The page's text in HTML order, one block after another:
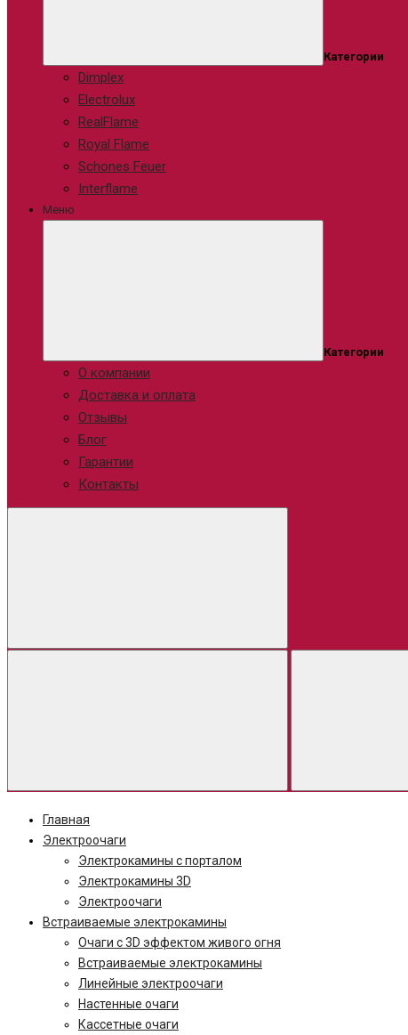
Категории
Dimplex
Electrolux
RealFlame
Royal Flame
Schones Feuer
Interflame
Меню
Категории
О компании
Доставка и оплата
Отзывы
Блог
Гарантии
Контакты
Главная
Электроочаги
Электрокамины с порталом
Электрокамины 3D
Электроочаги
Встраиваемые электрокамины
Очаги с 3D эффектом живого огня
Встраиваемые электрокамины
Линейные электроочаги
Настенные очаги
Кассетные очаги